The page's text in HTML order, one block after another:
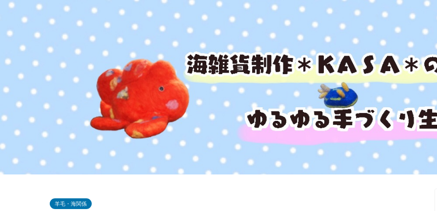
羊毛・海関係